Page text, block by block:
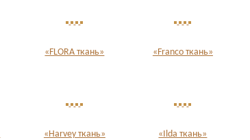
«FLORA ткань» «Franco ткань»
«Harvey ткань» «Ilda ткань»